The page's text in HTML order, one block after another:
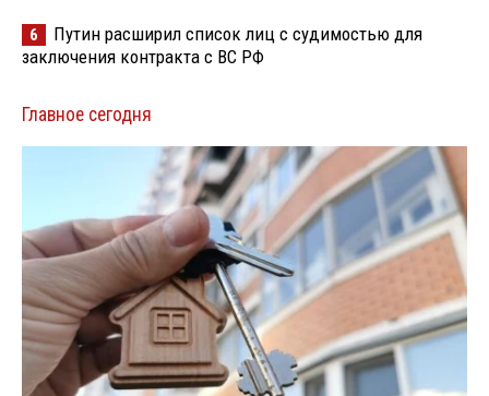
6
Путин расширил список лиц с судимостью для
заключения контракта с ВС РФ
Главное сегодня